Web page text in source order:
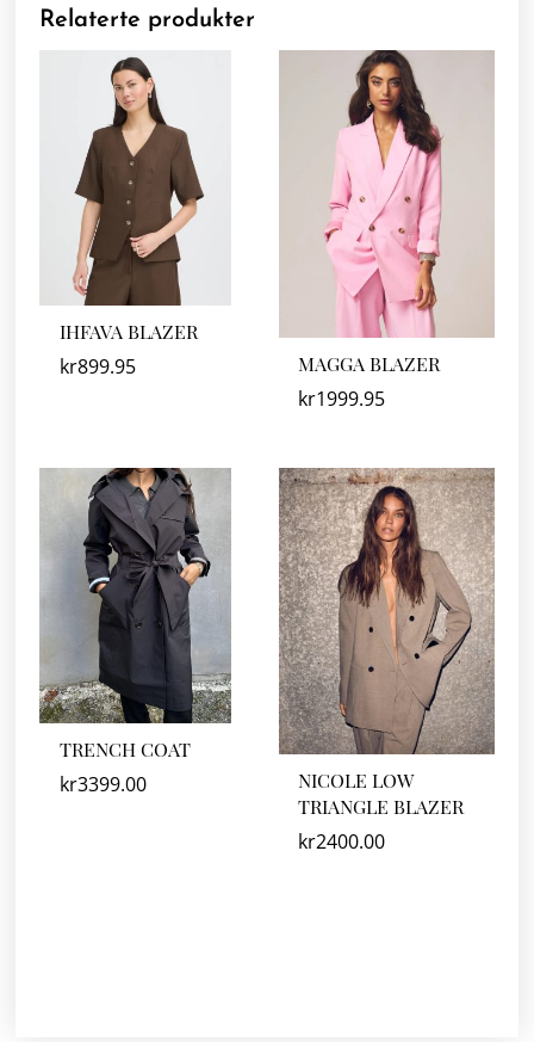
Relaterte produkter
IHFAVA BLAZER
kr899.95 MAGGA BLAZER
kr1999.95
TRENCH COAT
kr3399.00
NICOLE LOW
TRIANGLE BLAZER
kr2400.00